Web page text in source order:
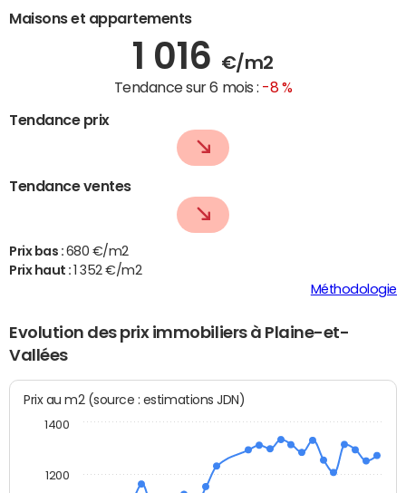
Maisons et appartements
1 016 €/m2
Tendance sur 6 mois : -8 %
Tendance prix
Tendance ventes
Prix bas : 680 €/m2
Prix haut :
1 352 €/m2
Méthodologie
Evolution des prix immobiliers à Plaine-et-
Vallées
Prix au m2 (source : estimations JDN)
1200
1400